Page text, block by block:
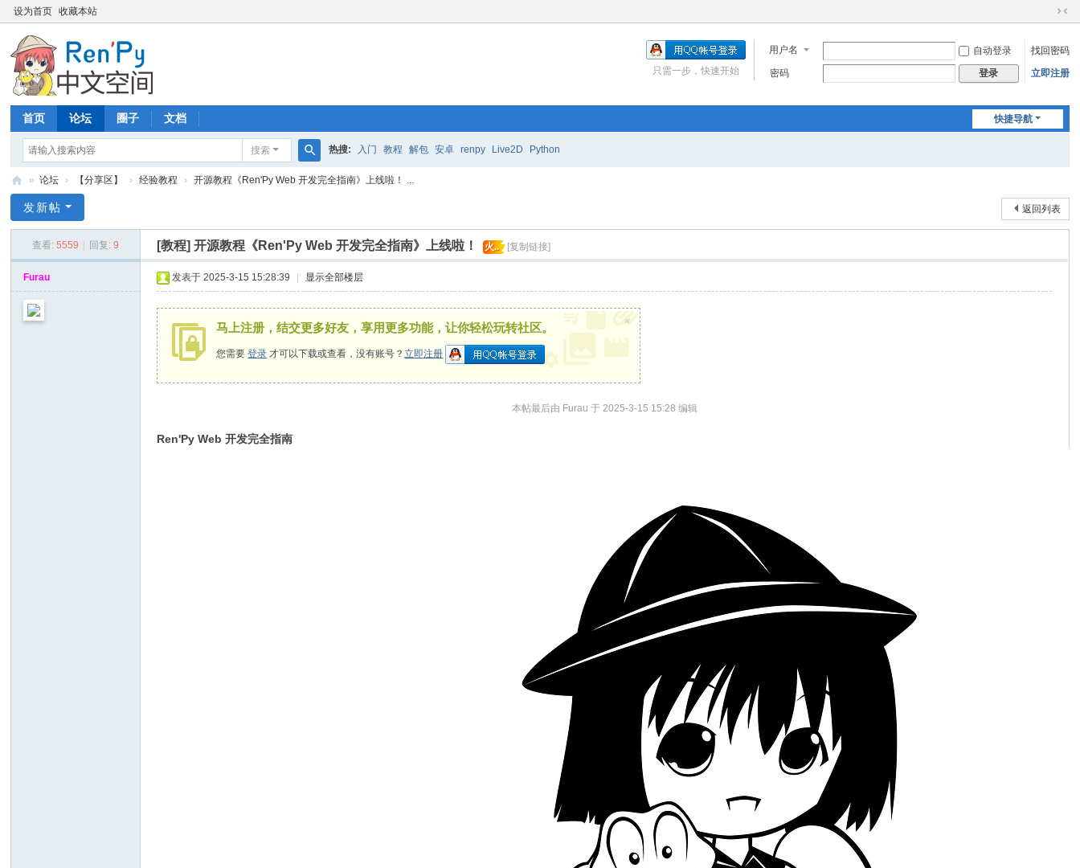
设为首页 收藏本站
切
到
窄
用户名 自动登录
找回密码
密码
登录 立即注册
只需一步，快速开始
快捷导航
首页 论坛 圈子 文档
搜索
搜
热搜: 入门 教程 解包 安卓 renpy Live2D Python
en
文
» 论坛 › 【分享区】 › 经验教程 › 开源教程《Ren'Py Web 开发完全指南》上线啦！ ...
返回列表
发新帖
查看: 5559 回复: 9 [教程]开源教程《Ren'Py Web 开发完全指南》上线啦！ 火.. [复制链接]
Furau 发表于 2025-3-15 15:28:39 显示全部楼层
马上注册，结交更多好友，享用更多功能，让你轻松玩转社区。
您需要登录 才可以下载或查看，没有账号？立即注册
×
本帖最后由 Furau 于 2025-3-15 15:28 编辑
Ren'Py Web 开发完全指南